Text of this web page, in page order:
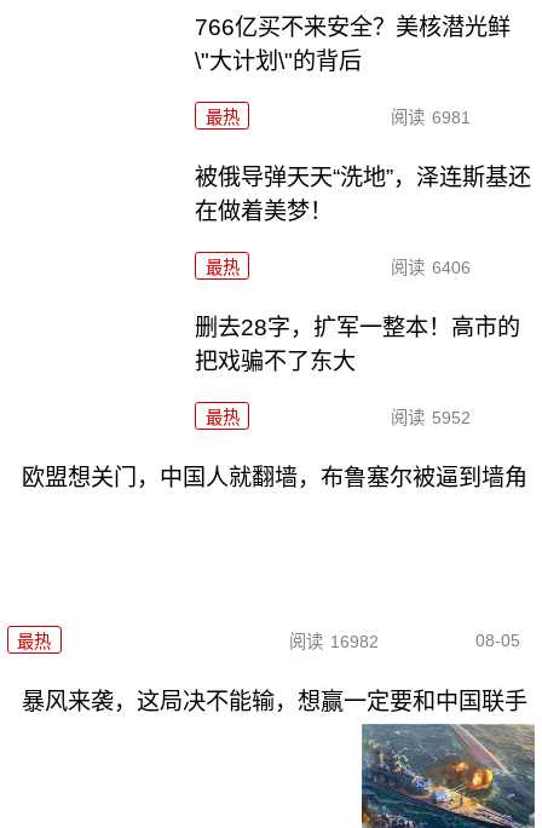
766亿买不来安全？美核潜光鲜
\"大计划\"的背后
最热 阅读 6981
被俄导弹天天“洗地”，泽连斯基还
在做着美梦！
最热 阅读 6406
删去28字，扩军一整本！高市的
把戏骗不了东大
最热 阅读 5952
欧盟想关门，中国人就翻墙，布鲁塞尔被逼到墙角
最热 阅读 16982 08-05
暴风来袭，这局决不能输，想赢一定要和中国联手